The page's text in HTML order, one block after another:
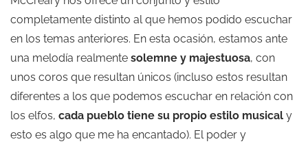
completamente distinto al que hemos podido escuchar
en los temas anteriores. En esta ocasión, estamos ante
una melodía realmente solemne y majestuosa, con
unos coros que resultan únicos (incluso estos resultan
diferentes a los que podemos escuchar en relación con
los elfos, cada pueblo tiene su propio estilo musical y
esto es algo que me ha encantado). El poder y